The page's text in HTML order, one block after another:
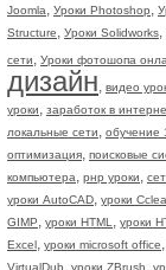
Joomla, Уроки Photoshop,
Structure, Уроки Solidworks,
сети, Уроки фотошопа
дизайн, видео
уроки, заработок в
локальные сети, обучение
оптимизация, поисковые
компьютера, рнр уроки,
уроки AutoCAD, уроки
GIMP, уроки HTML , уроки
Excel, уроки microsoft office,
VirtualDub, уроки ZBrush,